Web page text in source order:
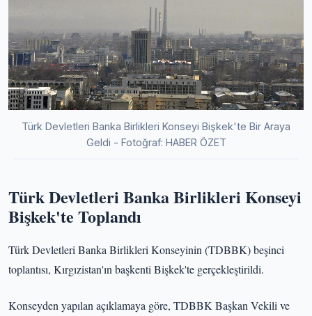
Türk Devletleri Banka Birlikleri Konseyi Bişkek'te Bir Araya
Geldi - Fotoğraf: HABER ÖZET
Türk Devletleri Banka Birlikleri Konseyi
Bişkek'te Toplandı
Türk Devletleri Banka Birlikleri Konseyinin (TDBBK) beşinci
toplantısı, Kırgızistan'ın başkenti Bişkek'te gerçekleştirildi.
Konseyden yapılan açıklamaya göre, TDBBK Başkan Vekili ve